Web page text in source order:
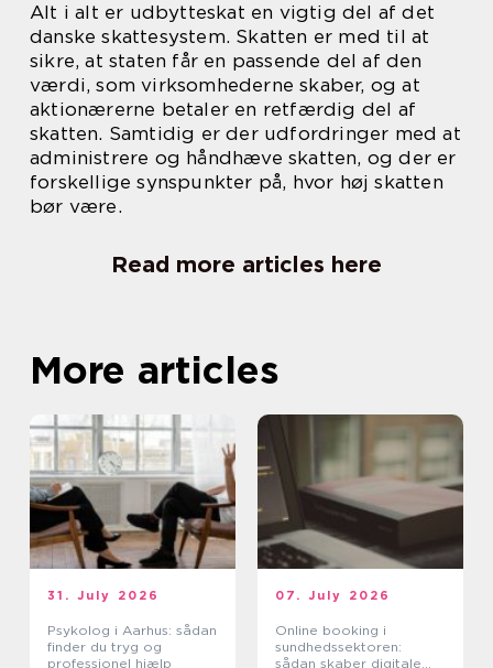
Alt i alt er udbytteskat en vigtig del af det
danske skattesystem. Skatten er med til at
sikre, at staten får en passende del af den
værdi, som virksomhederne skaber, og at
aktionærerne betaler en retfærdig del af
skatten. Samtidig er der udfordringer med at
administrere og håndhæve skatten, og der er
forskellige synspunkter på, hvor høj skatten
bør være.
Read more articles here
More articles
31. July 2026
Psykolog i Aarhus: sådan
finder du tryg og
professionel hjælp
07. July 2026
Online booking i
sundhedssektoren:
sådan skaber digitale